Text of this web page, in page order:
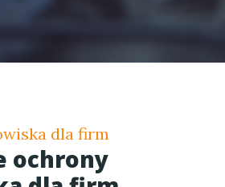
dla firm
ochrony